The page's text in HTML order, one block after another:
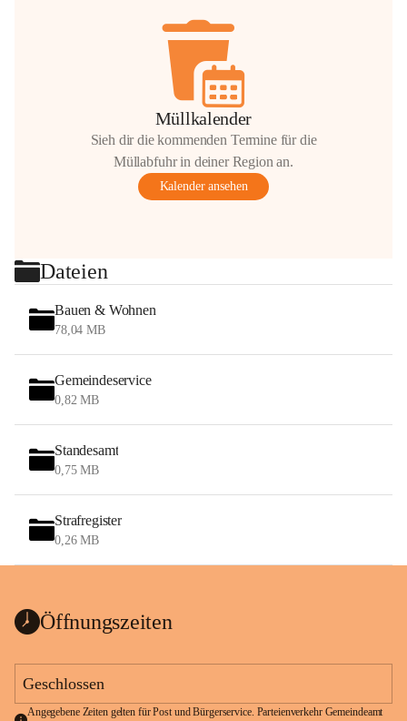
Müllkalender
Sieh dir die kommenden Termine für die
Müllabfuhr in deiner Region an.
Kalender ansehen
Dateien
Bauen & Wohnen
78,04 MB
Gemeindeservice
0,82 MB
Standesamt
0,75 MB
Strafregister
0,26 MB
Öffnungszeiten
Geschlossen
Angegebene Zeiten gelten für Post und Bürgerservice. Parteienverkehr Gemeindeamt